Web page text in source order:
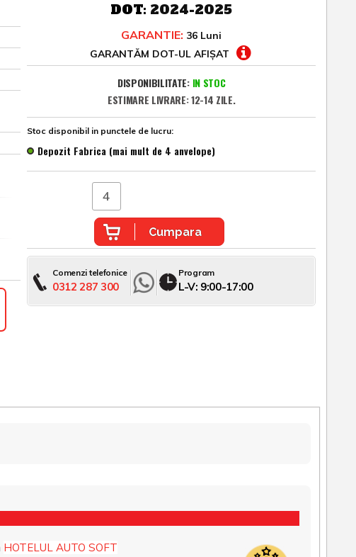
DOT: 2024-2025
GARANTIE: 36 Luni
GARANTĂM DOT-UL AFIȘAT
DISPONIBILITATE: IN STOC
ESTIMARE LIVRARE: 12-14 ZILE.
Stoc disponibil in punctele de lucru:
Depozit Fabrica (mai mult de 4 anvelope)
Cumpara
Comenzi telefonice
0312 287 300
Program
L-V: 9:00-17:00
HOTELUL AUTO SOFT